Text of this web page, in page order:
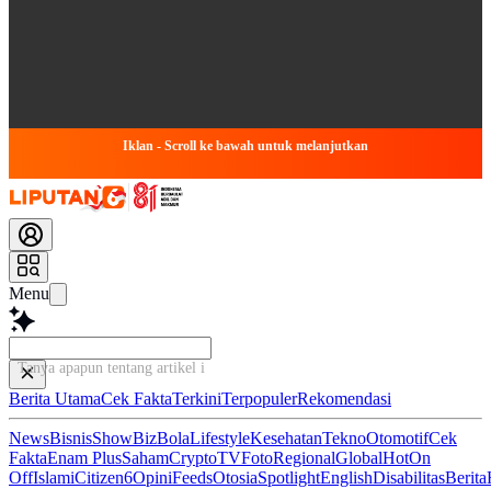
Iklan - Scroll ke bawah untuk melanjutkan
Menu
Tanya apapun tentang artikel ini
Berita UtamaCek FaktaTerkiniTerpopulerRekomendasi
NewsBisnisShowBizBolaLifestyleKesehatanTeknoOtomotifCek
FaktaEnam PlusSahamCryptoTVFotoRegionalGlobalHotOn
OffIslamiCitizen6OpiniFeedsOtosiaSpotlightEnglishDisabilitasBerita